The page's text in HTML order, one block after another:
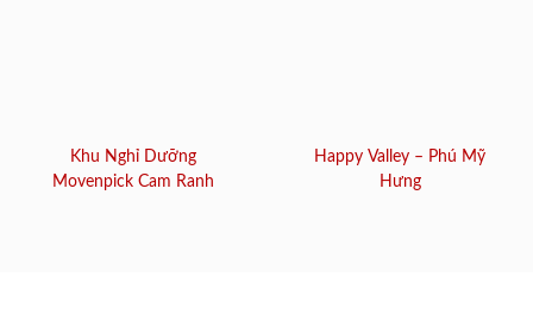
Khu Nghỉ Dưỡng
Movenpick Cam Ranh
Happy Valley – Phú Mỹ
Hưng